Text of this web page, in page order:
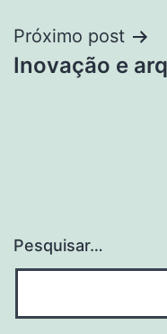
Próximo post
Inovação e
Pesquisar…